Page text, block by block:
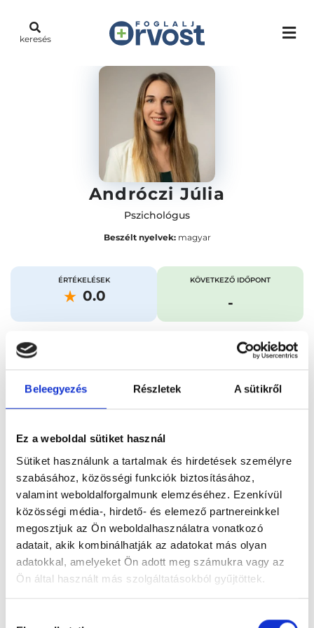
Beleegyezés Részletek A sütikről
Ez a weboldal sütiket használ
Sütiket használunk a tartalmak és hirdetések személyre
szabásához, közösségi funkciók biztosításához,
valamint weboldalforgalmunk elemzéséhez. Ezenkívül
közösségi média-, hirdető- és elemező partnereinkkel
megosztjuk az Ön weboldalhasználatra vonatkozó
adatait, akik kombinálhatják az adatokat más olyan
adatokkal, amelyeket Ön adott meg számukra vagy az
Ön által használt más szolgáltatásokból gyűjtöttek.
keresés
Andróczi Júlia
Pszichológus
Beszélt nyelvek:magyar
ÉRTÉKELÉSEK
0.0
KÖVETKEZŐ IDŐPONT
-
Időpontfoglalás Vélemények
Foglalj időpontot
Főoldal Orvosok Pszichológus
Pszichológus, Budapest, XIV. kerület Andróczi Júlia